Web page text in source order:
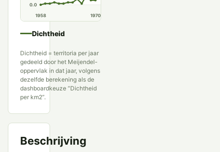
0.0
1958 1970
Dichtheid
Dichtheid = territoria per jaar
gedeeld door het Meijendel-
oppervlak in dat jaar, volgens
dezelfde berekening als de
dashboardkeuze “Dichtheid
per km2”.
Beschrijving